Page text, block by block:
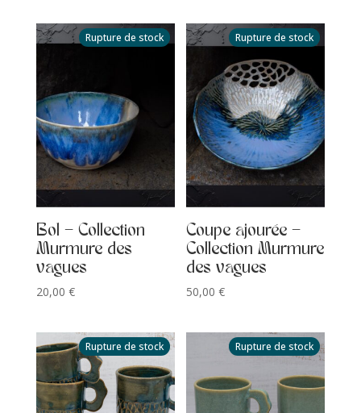
Rupture de stock
Bol – Collection
Murmure des
vagues
20,00 €
Rupture de stock
Coupe ajourée –
Collection Murmure
des vagues
50,00€
Rupture de stock Rupture de stock